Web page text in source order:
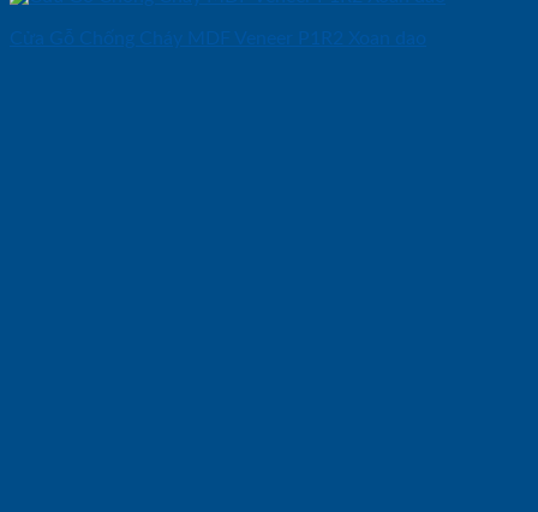
Cửa Gỗ Chống Cháy MDF Veneer P1R2 Xoan dao